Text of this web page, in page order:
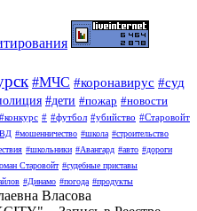
#МЧС #коронавирус #суд
#дети #пожар #новости
#конкурс # #футбол #убийство #Старовойт
#мошенничество #школа #строительство
#школьники #Авангард #авто #дороги
Старовойт #судебные приставы
#Динамо #погода #продукты
Власова